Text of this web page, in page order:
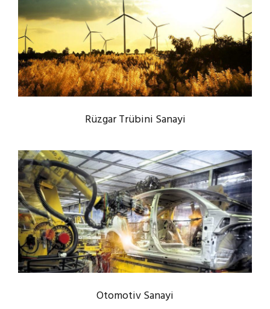
Rüzgar Trübini Sanayi
Otomotiv Sanayi